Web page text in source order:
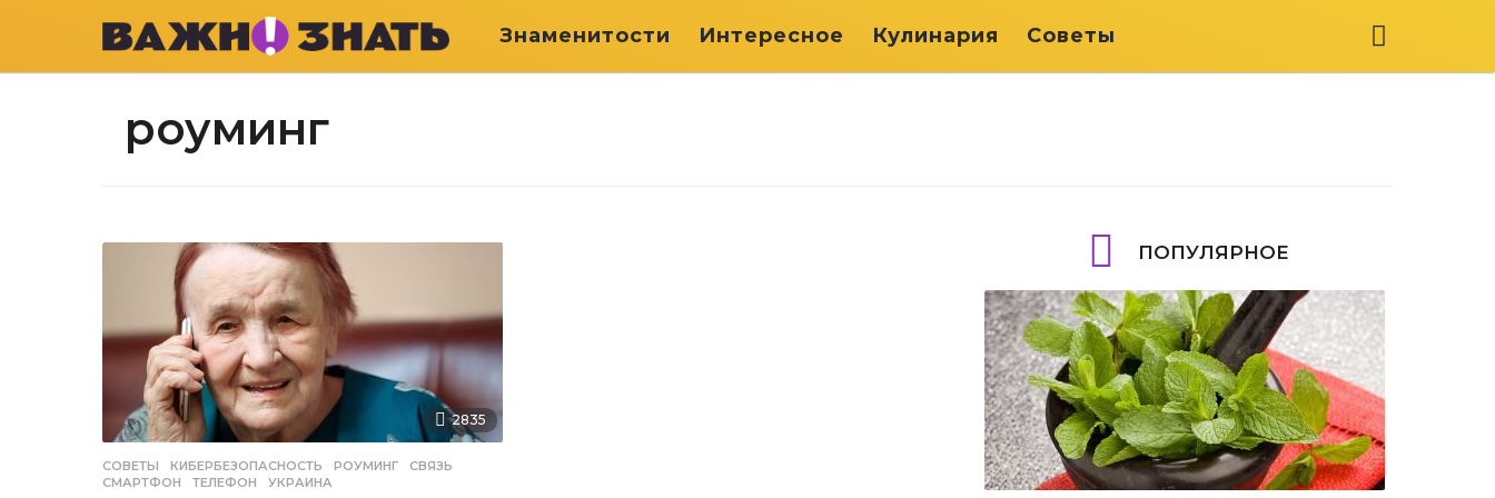
Знаменитости Интересное Кулинария Советы
роуминг
2835
СОВЕТЫ КИБЕРБЕЗОПАСНОСТЬ ,РОУМИНГ ,СВЯЗЬ
СМАРТФОН
,ТЕЛЕФОН ,УКРАИНА
ПОПУЛЯРНОЕ